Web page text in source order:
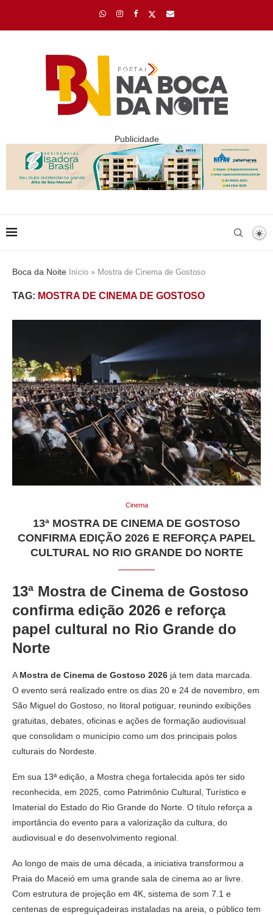
Publicidade
Boca da Noite Início » Mostra de Cinema de Gostoso
TAG: MOSTRA DE CINEMA DE GOSTOSO
Cinema
13ª MOSTRA DE CINEMA DE GOSTOSO
CONFIRMA EDIÇÃO 2026 E REFORÇA PAPEL
CULTURAL NO RIO GRANDE DO NORTE
13ª Mostra de Cinema de Gostoso
confirma edição 2026 e reforça
papel cultural no Rio Grande do
Norte
AMostra de Cinema de Gostoso 2026 já tem data marcada.
O evento será realizado entre os dias 20 e 24 de novembro, em
São Miguel do Gostoso, no litoral potiguar, reunindo exibições
gratuitas, debates, oficinas e ações de formação audiovisual
que consolidam o município como um dos principais polos
culturais do Nordeste.
Em sua 13ª edição, a Mostra chega fortalecida após ter sido
reconhecida, em 2025, como Patrimônio Cultural, Turístico e
Imaterial do Estado do Rio Grande do Norte. O título reforça a
importância do evento para a valorização da cultura, do
audiovisual e do desenvolvimento regional.
Ao longo de mais de uma década, a iniciativa transformou a
Praia do Maceió em uma grande sala de cinema ao ar livre.
Com estrutura de projeção em 4K, sistema de som 7.1 e
centenas de espreguiçadeiras instaladas na areia, o público tem